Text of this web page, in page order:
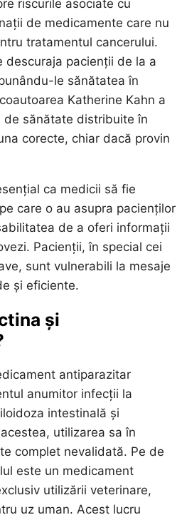
riscurile asociate cu
de medicamente care nu
tratamentul cancerului.
descuraja pacienții de la a
le sănătatea în
Katherine Kahn a
sănătate distribuite în
corecte, chiar dacă provin
ca medicii să fie
care o au asupra pacienților
de a oferi informații
Pacienții, în special cei
sunt vulnerabili la mesaje
și eficiente.
și
antiparazitar
anumitor infecții la
intestinală și
utilizarea sa în
complet nevalidată. Pe de
este un medicament
utilizării veterinare,
uz uman. Acest lucru